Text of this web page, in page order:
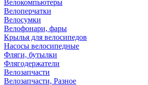
Велокомпьютеры
Велоперчатки
Велосумки
Велофонари, фары
Крылья для велосипедов
Насосы велосипедные
Фляги, бутылки
Флягодержатели
Велозапчасти
Велозапчасти, Разное